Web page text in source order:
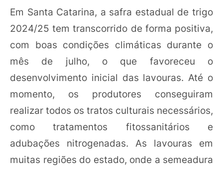
Em Santa Catarina, a safra estadual de trigo
2024/25 tem transcorrido de forma positiva,
com boas condições climáticas durante o
mês de julho, o que favoreceu o
desenvolvimento inicial das lavouras. Até o
momento, os produtores conseguiram
realizar todos os tratos culturais necessários,
como tratamentos fitossanitários e
adubações nitrogenadas. As lavouras em
muitas regiões do estado, onde a semeadura